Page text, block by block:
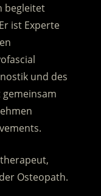
begleitet
ist Experte
und des
Osteopath.